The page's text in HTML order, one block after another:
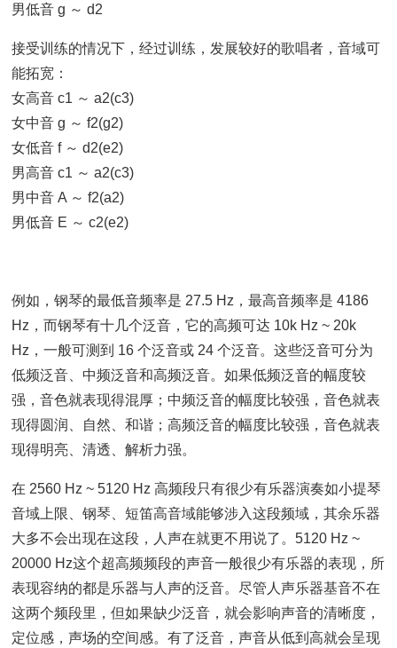
男低音 g ～ d2
接受训练的情况下，经过训练，发展较好的歌唱者，音域可
能拓宽：
女高音 c1 ～ a2(c3)
女中音 g ～ f2(g2)
女低音 f ～ d2(e2)
男高音 c1 ～ a2(c3)
男中音 A ～ f2(a2)
男低音 E ～ c2(e2)
例如，钢琴的最低音频率是 27.5 Hz，最高音频率是 4186
Hz，而钢琴有十几个泛音，它的高频可达 10k Hz ~ 20k
Hz，一般可测到 16 个泛音或 24 个泛音。这些泛音可分为
低频泛音、中频泛音和高频泛音。如果低频泛音的幅度较
强，音色就表现得混厚；中频泛音的幅度比较强，音色就表
现得圆润、自然、和谐；高频泛音的幅度比较强，音色就表
现得明亮、清透、解析力强。
在 2560 Hz ~ 5120 Hz 高频段只有很少有乐器演奏如小提琴
音域上限、钢琴、短笛高音域能够涉入这段频域，其余乐器
大多不会出现在这段，人声在就更不用说了。5120 Hz ~
20000 Hz这个超高频频段的声音一般很少有乐器的表现，所
表现容纳的都是乐器与人声的泛音。尽管人声乐器基音不在
这两个频段里，但如果缺少泛音，就会影响声音的清晰度，
定位感，声场的空间感。有了泛音，声音从低到高就会呈现